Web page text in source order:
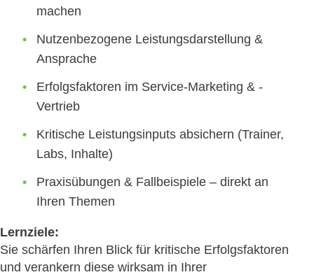
machen
Nutzenbezogene Leistungsdarstellung &
Ansprache
Erfolgsfaktoren im Service-Marketing & -
Vertrieb
Kritische Leistungsinputs absichern (Trainer,
Labs, Inhalte)
Praxisübungen & Fallbeispiele – direkt an
Ihren Themen
Lernziele:
Sie schärfen Ihren Blick für kritische Erfolgsfaktoren
und verankern diese wirksam in Ihrer